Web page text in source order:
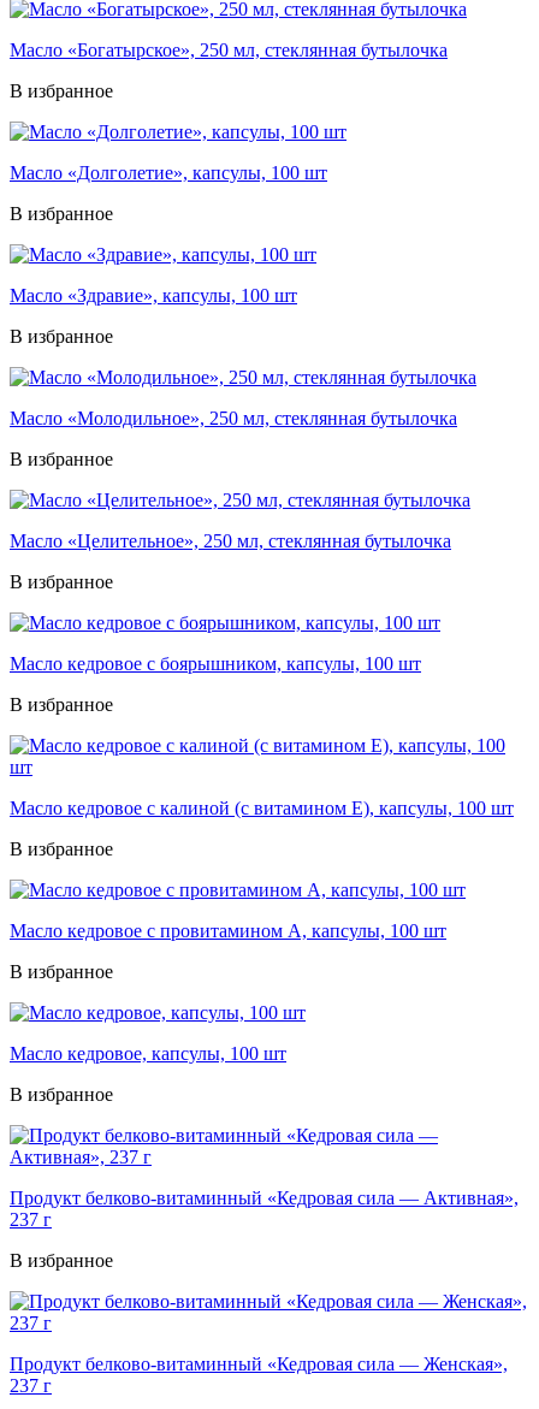
Масло «Богатырское», 250 мл, стеклянная бутылочка
В избранное
Масло «Долголетие», капсулы, 100 шт
В избранное
Масло «Здравие», капсулы, 100 шт
В избранное
Масло «Молодильное», 250 мл, стеклянная бутылочка
В избранное
Масло «Целительное», 250 мл, стеклянная бутылочка
В избранное
Масло кедровое с боярышником, капсулы, 100 шт
В избранное
Масло кедровое с калиной (с витамином Е), капсулы, 100 шт
В избранное
Масло кедровое с провитамином А, капсулы, 100 шт
В избранное
Масло кедровое, капсулы, 100 шт
В избранное
Продукт белково-витаминный «Кедровая сила — Активная»,
237 г
В избранное
Продукт белково-витаминный «Кедровая сила — Женская»,
237 г